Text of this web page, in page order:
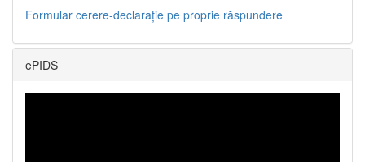
Formular cerere-declarație pe proprie răspundere
ePIDS